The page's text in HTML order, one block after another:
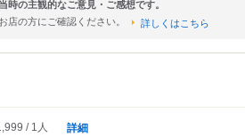
の主観的なご意見・ご感想です。
店の方にご確認ください。 詳しくはこちら
1人 詳細